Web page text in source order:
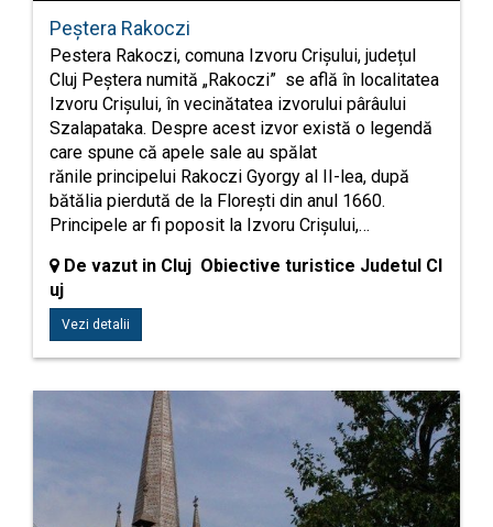
Peştera Rakoczi
Pestera Rakoczi, comuna Izvoru Crișului, județul
Cluj Peştera numită „Rakoczi” se află în localitatea
Izvoru Crișului, în vecinătatea izvorului pârâului
Szalapataka. Despre acest izvor există o legendă
care spune că apele sale au spălat
rănile principelui Rakoczi Gyorgy al II-lea, după
bătălia pierdută de la Floreşti din anul 1660.
Principele ar fi poposit la Izvoru Crișului,…
De vazut in Cluj Obiective turistice Judetul Cl
uj
Vezi detalii